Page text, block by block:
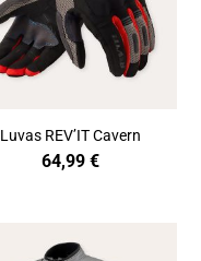
Luvas REV’IT Cavern
64,99€